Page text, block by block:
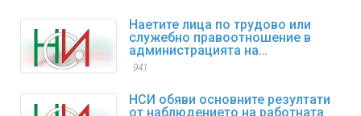
Наетите лица по трудово или
служебно правоотношение в
администрацията на
изпълнителната власт към края
941
НСИ обяви основните резултати
от наблюдението на работната